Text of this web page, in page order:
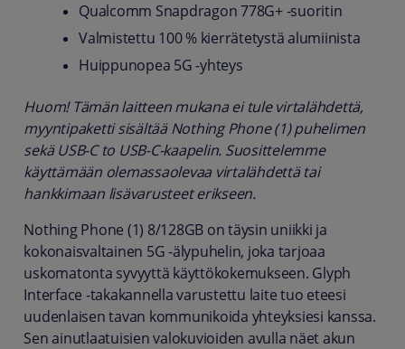
Qualcomm Snapdragon 778G+ -suoritin
Valmistettu 100 % kierrätetystä alumiinista
Huippunopea 5G -yhteys
Huom! Tämän laitteen mukana ei tule virtalähdettä,
myyntipaketti sisältää Nothing Phone (1) puhelimen
sekä USB-C to USB-C-kaapelin. Suosittelemme
käyttämään olemassaolevaa virtalähdettä tai
hankkimaan lisävarusteet erikseen.
Nothing Phone (1) 8/128GB on täysin uniikki ja
kokonaisvaltainen 5G -älypuhelin, joka tarjoaa
uskomatonta syvyyttä käyttökokemukseen. Glyph
Interface -takakannella varustettu laite tuo eteesi
uudenlaisen tavan kommunikoida yhteyksiesi kanssa.
Sen ainutlaatuisien valokuvioiden avulla näet akun